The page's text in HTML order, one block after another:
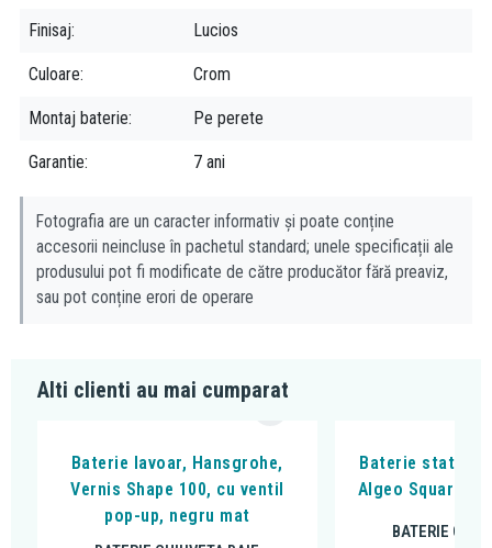
Finisaj Lucios
Culoare Crom
Montaj baterie Pe perete
Garantie 7 ani
Fotografia are un caracter informativ și poate conține
accesorii neincluse în pachetul standard; unele specificații ale
produsului pot fi modificate de către producător fără preaviz,
sau pot conține erori de operare
Alti clienti au mai cumparat
Baterie lavoar, Hansgrohe,
Vernis Shape 100, cu ventil
pop-up, negru mat
Baterie stativa
Algeo Square,
BATERIE